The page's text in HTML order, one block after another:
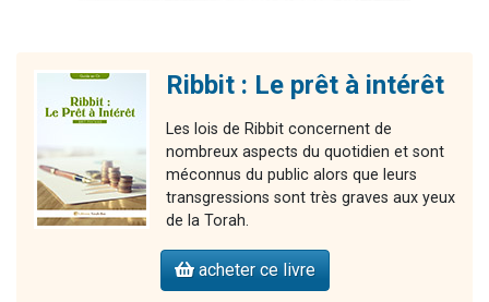
Ribbit : Le prêt à intérêt
Les lois de Ribbit concernent de
nombreux aspects du quotidien et sont
méconnus du public alors que leurs
transgressions sont très graves aux yeux
de la Torah.
acheter ce livre